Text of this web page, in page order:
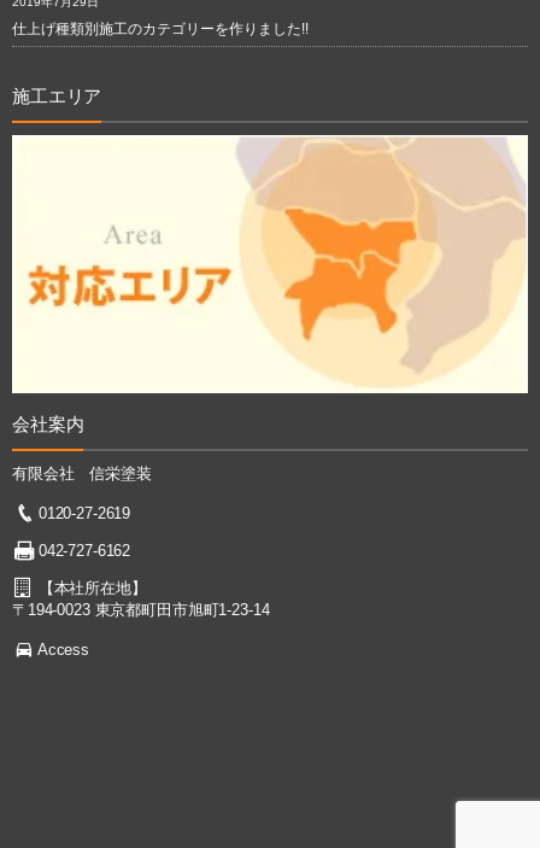
仕上げ種類別施工のカテゴリーを作りました!!
施工エリア
会社案内
有限会社 信栄塗装
0120-27-2619
042-727-6162
【本社所在地】
〒194-0023 東京都町田市旭町1-23-14
Access